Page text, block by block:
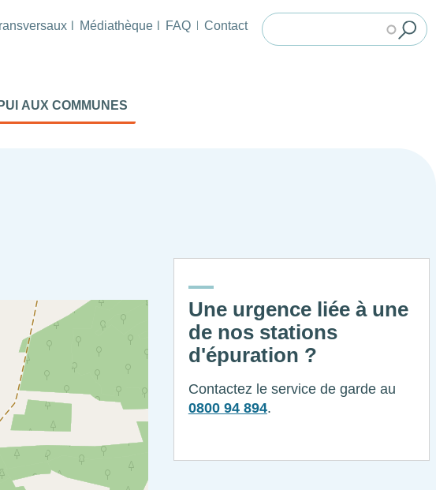
Médiathèque FAQ Contact
AUX COMMUNES
Une urgence liée à une
de nos stations
d'épuration ?
Contactez le service de garde au
0800 94 894.